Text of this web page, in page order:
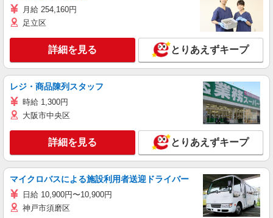
月給 254,160円
足立区
詳細を見る とりあえずキープ
レジ・商品陳列スタッフ
時給 1,300円
大阪市中央区
詳細を見る とりあえずキープ
マイクロバスによる施設利用者送迎ドライバー
日給 10,900円〜10,900円
神戸市須磨区